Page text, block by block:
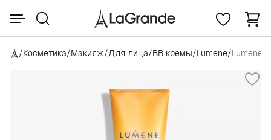
/Косметика/Макияж/Для лица/BB кремы/Lumene/Lumene